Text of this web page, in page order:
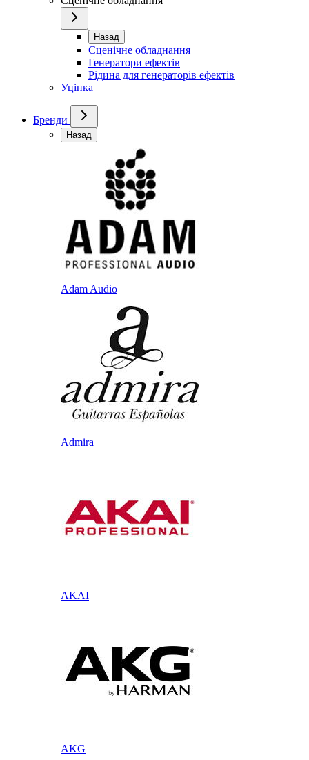
Назад
Сценічне обладнання
Генератори ефектів
Рідина для генераторів ефектів
Уцінка
Бренди
Назад
Adam Audio
Admira
AKAI
AKG